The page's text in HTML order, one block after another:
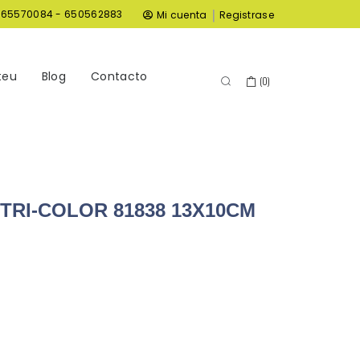
- 650562883 Mi cuenta | Registrase
Blog Contacto (0)
COLOR 81838 13X10CM